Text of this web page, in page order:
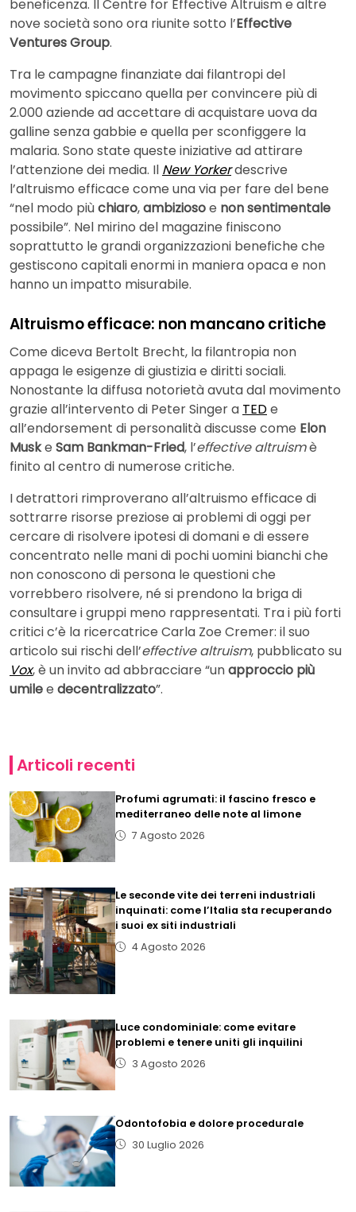
beneficenza. Il Centre for Effective Altruism e altre
nove società sono ora riunite sotto l’Effective
Ventures Group.
Tra le campagne finanziate dai filantropi del
movimento spiccano quella per convincere più di
2.000 aziende ad accettare di acquistare uova da
galline senza gabbie e quella per sconfiggere la
malaria. Sono state queste iniziative ad attirare
l’attenzione dei media. Il New Yorkerdescrive
l’altruismo efficace come una via per fare del bene
“nel modo piùchiaro,ambiziosoe non sentimentale
possibile”. Nel mirino del magazine finiscono
soprattutto le grandi organizzazioni benefiche che
gestiscono capitali enormi in maniera opaca e non
hanno un impatto misurabile.
Altruismo efficace: non mancano critiche
Come diceva Bertolt Brecht, la filantropia non
appaga le esigenze di giustizia e diritti sociali.
Nonostante la diffusa notorietà avuta dal movimento
grazie all’intervento di Peter Singer a TEDe
all’endorsement di personalità discusse come Elon
Muske Sam Bankman-Fried, l’effective altruismè
finito al centro di numerose critiche.
I detrattori rimproverano all’altruismo efficace di
sottrarre risorse preziose ai problemi di oggi per
cercare di risolvere ipotesi di domani e di essere
concentrato nelle mani di pochi uomini bianchi che
non conoscono di persona le questioni che
vorrebbero risolvere, né si prendono la briga di
consultare i gruppi meno rappresentati. Tra i più forti
critici c’è la ricercatrice Carla Zoe Cremer: il suo
articolo sui rischi dell’effective altruism, pubblicato su
Vox, è un invito ad abbracciare “unapproccio più
umilee decentralizzato”.
Articoli recenti
Profumi agrumati: il fascino fresco e
mediterraneo delle note al limone
7 Agosto 2026
Le seconde vite dei terreni industriali
inquinati: come l’Italia sta recuperando
i suoi ex siti industriali
4 Agosto 2026
Luce condominiale: come evitare
problemi e tenere uniti gli inquilini
3 Agosto 2026
Odontofobia e dolore procedurale
30 Luglio 2026